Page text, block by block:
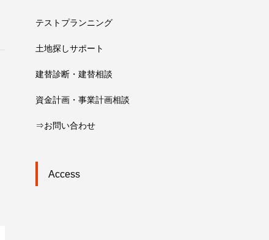
テストプランニング
土地探しサポート
建替診断・建替相談
資金計画・事業計画相談
⇒お問い合わせ
Access